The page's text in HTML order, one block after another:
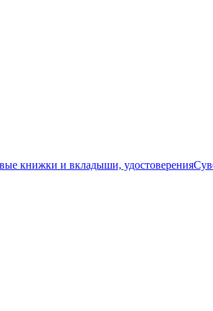
книжки и вкладыши, удостоверения